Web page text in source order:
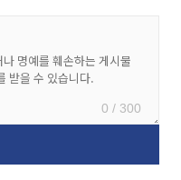
0 / 300